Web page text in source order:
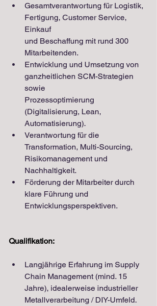
Gesamtverantwortung für Logistik,
Fertigung, Customer Service,
Einkauf
und Beschaffung mit rund 300
Mitarbeitenden.
Entwicklung und Umsetzung von
ganzheitlichen SCM-Strategien
sowie
Prozessoptimierung
(Digitalisierung, Lean,
Automatisierung).
Verantwortung für die
Transformation, Multi-Sourcing,
Risikomanagement und
Nachhaltigkeit.
Förderung der Mitarbeiter durch
klare Führung und
Entwicklungsperspektiven.
Qualifikation:
Langjährige Erfahrung im Supply
Chain Management (mind. 15
Jahre), idealerweise industrieller
Metallverarbeitung / DIY-Umfeld.